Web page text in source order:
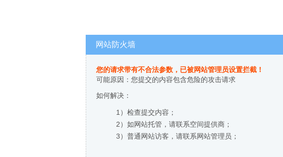
网站防火墙
您的请求带有不合法参数，已被网站管理员设置拦截！
可能原因：您提交的内容包含危险的攻击请求
如何解决：
1）检查提交内容；
2）如网站托管，请联系空间提供商；
3）普通网站访客，请联系网站管理员；